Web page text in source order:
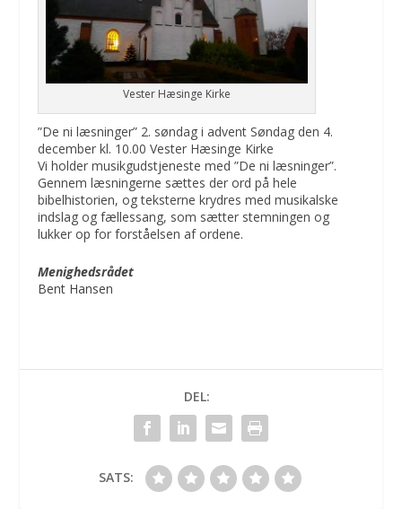
Vester Hæsinge Kirke
”De ni læsninger” 2. søndag i advent Søndag den 4.
december kl. 10.00 Vester Hæsinge Kirke
Vi holder musikgudstjeneste med ”De ni læsninger”.
Gennem læsningerne sættes der ord på hele
bibelhistorien, og teksterne krydres med musikalske
indslag og fællessang, som sætter stemningen og
lukker op for forståelsen af ordene.
Menighedsrådet
Bent Hansen
DEL:
SATS: